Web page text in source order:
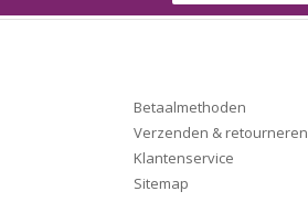
Betaalmethoden
Verzenden & retourneren
Klantenservice
Sitemap